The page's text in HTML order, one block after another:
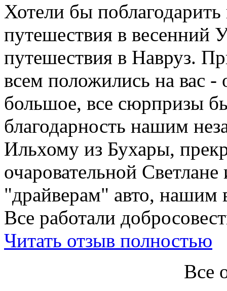
Хотели бы
путешествия в весенний
путешествия в Навруз.
всем положились на вас -
большое, все сюрпризы
благодарность нашим
Ильхому из Бухары,
очаровательной
"драйверам" авто, нашим
Все работали
Читать отзыв полностью
Все